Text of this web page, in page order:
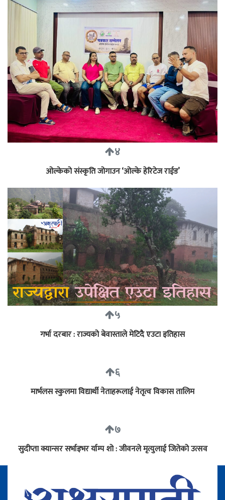
४
ओल्केको संस्कृति जोगाउन ‘ओल्के हेरिटेज राईड’
५
गर्भा दरबार : राज्यको बेवास्ताले मेटिदै एउटा इतिहास
६
मार्भलस स्कुलमा विद्यार्थी नेताहरूलाई नेतृत्व विकास तालिम
७
सुदीप्ता क्यान्सर सर्भाइभर र्याम्प शो : जीवनले मृत्युलाई जितेको उत्सव